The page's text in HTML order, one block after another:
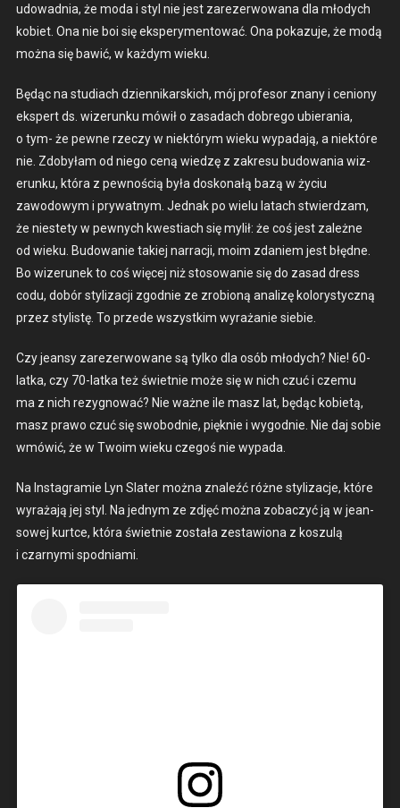
udowad­nia, że moda i styl nie jest zarez­er­wowana dla młodych
kobi­et. Ona nie boi się ekspery­men­tować. Ona pokazu­je, że modą
moż­na się baw­ić, w każdym wieku.
Będąc na stu­di­ach dzi­en­nikars­kich, mój pro­fe­sor znany i ceniony
ekspert ds. wiz­erunku mówił o zasadach dobrego ubiera­nia,
o tym- że pewne rzeczy w niek­tórym wieku wypada­ją, a niek­tóre
nie. Zdobyłam od niego ceną wiedzę z zakre­su budowa­nia wiz­
erunku, która z pewnoś­cią była doskon­ałą bazą w życiu
zawodowym i pry­wat­nym. Jed­nak po wielu lat­ach stwierdzam,
że nieste­ty w pewnych kwes­t­i­ach się mylił: że coś jest zależne
od wieku. Budowanie takiej nar­racji, moim zdaniem jest błędne.
Bo wiz­erunek to coś więcej niż stosowanie się do zasad dress
codu, dobór styl­iza­cji zgod­nie ze zro­bioną anal­izę kolorysty­czną
przez styl­istę. To przede wszys­tkim wyrażanie siebie.
Czy jean­sy zarez­er­wowane są tylko dla osób młodych? Nie! 60-
lat­­ka, czy 70-lat­­ka też świet­nie może się w nich czuć i czemu
ma z nich rezyg­nować? Nie ważne ile masz lat, będąc kobi­etą,
masz pra­wo czuć się swo­bod­nie, pięknie i wygod­nie. Nie daj sobie
wmówić, że w Twoim wieku czegoś nie wypa­da.
Na Insta­gramie Lyn Slater moż­na znaleźć różne styl­iza­c­je, które
wyraża­ją jej styl. Na jed­nym ze zdjęć moż­na zobaczyć ją w jean­
sowej kurtce, która świet­nie została zestaw­iona z koszulą
i czarny­mi spod­ni­a­mi.